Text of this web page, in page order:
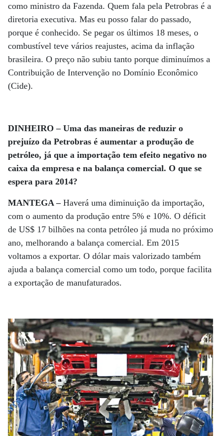
como ministro da Fazenda. Quem fala pela Petrobras é a
diretoria executiva. Mas eu posso falar do passado,
porque é conhecido. Se pegar os últimos 18 meses, o
combustível teve vários reajustes, acima da inflação
brasileira. O preço não subiu tanto porque diminuímos a
Contribuição de Intervenção no Domínio Econômico
(Cide).
DINHEIRO – Uma das maneiras de reduzir o
prejuízo da Petrobras é aumentar a produção de
petróleo, já que a importação tem efeito negativo no
caixa da empresa e na balança comercial. O que se
espera para 2014?
MANTEGA – Haverá uma diminuição da importação,
com o aumento da produção entre 5% e 10%. O déficit
de US$ 17 bilhões na conta petróleo já muda no próximo
ano, melhorando a balança comercial. Em 2015
voltamos a exportar. O dólar mais valorizado também
ajuda a balança comercial como um todo, porque facilita
a exportação de manufaturados.